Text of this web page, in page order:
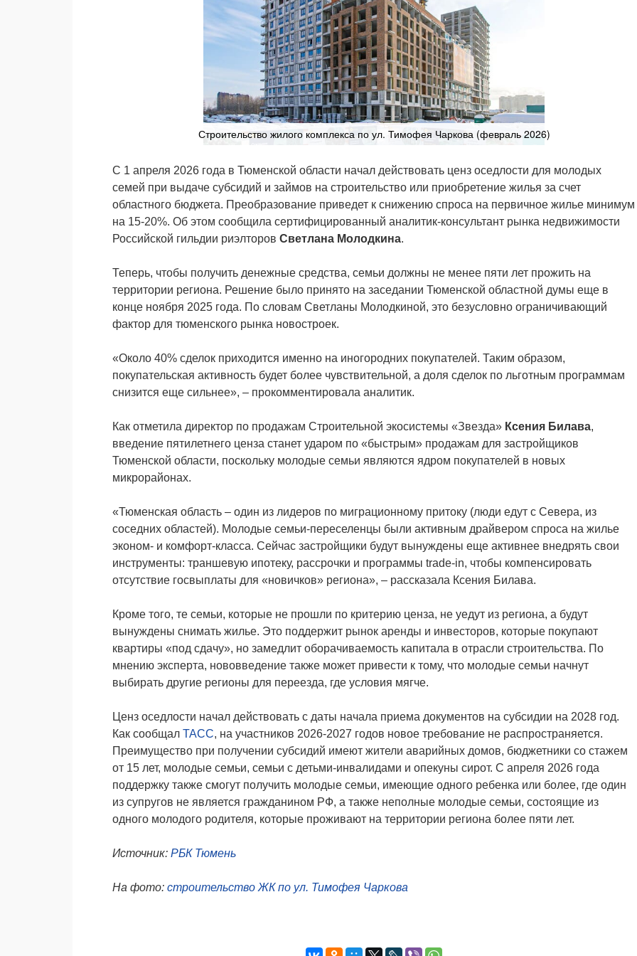
Строительство жилого комплекса по ул. Тимофея Чаркова (февраль 2026)
С 1 апреля 2026 года в Тюменской области начал действовать ценз оседлости для молодых
семей при выдаче субсидий и займов на строительство или приобретение жилья за счет
областного бюджета. Преобразование приведет к снижению спроса на первичное жилье минимум
на 15-20%. Об этом сообщила сертифицированный аналитик-консультант рынка недвижимости
Российской гильдии риэлторов Светлана Молодкина.
Теперь, чтобы получить денежные средства, семьи должны не менее пяти лет прожить на
территории региона. Решение было принято на заседании Тюменской областной думы еще в
конце ноября 2025 года. По словам Светланы Молодкиной, это безусловно ограничивающий
фактор для тюменского рынка новостроек.
«Около 40% сделок приходится именно на иногородних покупателей. Таким образом,
покупательская активность будет более чувствительной, а доля сделок по льготным программам
снизится еще сильнее», – прокомментировала аналитик.
Как отметила директор по продажам Строительной экосистемы «Звезда» Ксения Билава,
введение пятилетнего ценза станет ударом по «быстрым» продажам для застройщиков
Тюменской области, поскольку молодые семьи являются ядром покупателей в новых
микрорайонах.
«Тюменская область – один из лидеров по миграционному притоку (люди едут с Севера, из
соседних областей). Молодые семьи-переселенцы были активным драйвером спроса на жилье
эконом- и комфорт-класса. Сейчас зaстройщики будут вынуждены еще активнее внедрять свои
инструменты: траншевую ипотеку, рассрочки и программы trade-in, чтобы компенсировать
отсутствие госвыплаты для «новичков» региона», – рассказала Ксения Билава.
Кроме того, те семьи, которые не прошли по критерию ценза, не уедут из региона, а будут
вынуждены снимать жилье. Это поддержит рынок аренды и инвесторов, которые покупают
квартиры «под сдачу», но замедлит оборачиваемость капитала в отрасли строительства. По
мнению эксперта, нововведение также может привести к тому, что молодые семьи начнут
выбирать другие регионы для переезда, где условия мягче.
Ценз оседлости начал действовать с даты начала приема документов на субсидии на 2028 год.
Как сообщал ТАСС, на участников 2026-2027 годов новое требование не распространяется.
Преимущество при получении субсидий имеют жители аварийных домов, бюджетники со стажем
от 15 лет, молодые семьи, семьи с детьми-инвалидами и опекуны сирот. С апреля 2026 года
поддержку также смогут получить молодые семьи, имеющие одного ребенка или более, где один
из супругов не является гражданином РФ, а также неполные молодые семьи, состоящие из
одного молодого родителя, которые проживают на территории региона более пяти лет.
Источник: РБК Тюмень
На фото: строительство ЖК по ул. Тимофея Чаркова